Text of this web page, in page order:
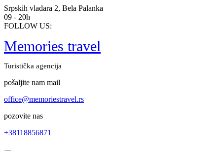
Skip
to
content
Srpskih vladara 2, Bela Palanka
09 - 20h
FOLLOW US:
Memories travel
Turistička agencija
pošaljite nam mail
office@memoriestravel.rs
pozovite nas
+38118856871